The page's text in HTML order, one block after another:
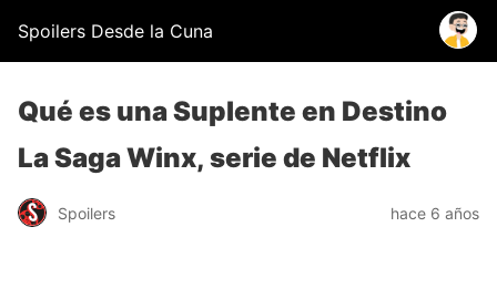
Spoilers Desde la Cuna
Qué es una Suplente en Destino
La Saga Winx, serie de Netflix
Spoilers hace 6 años